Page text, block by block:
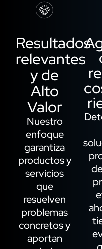
Resultados
relevantes
y de
Alto
Valor
Nuestro
enfoque
garantiza
productos y
servicios
que
resuelven
problemas
concretos y
aportan